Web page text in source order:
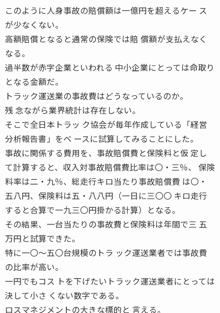
このように人身事故の賠償額は一億円を超えるケー ス
が少なくない。
高額賠償となると通常の保険では賠 償額が支払えなく
なる。
過半数が赤字企業といわれる 中小企業にとっては命取り
となる金額だ。
トラック運送業の事故費はどうなっているのか。
残 念ながら業界統計は存在しない。
そこで全日本トラッ ク協会が毎年作成している「経営
分析報告書」をベ ースに試算してみることにした。
事故に関係する費用を、事故賠償費と保険料と仮 定し
て計算すると、収入対事故賠償費比率は〇・三％、 保険
料率は二・九％、総走行キロ当たり事故賠償費 は〇・
五八円、保険料は五・八八円（一日に三〇〇 キロ走行
すると合算で一九三〇円掛かる計算）となる。
その結果、一台当たりの事故費と保険料は年間で三 五
万円と試算できた。
特に一〇〜五〇台規模のトラ ック運送業者では事故費
の比率が高い。
一円でもコス トを下げたいトラック運送業者にとっては
決して小さ くない数字である。
ロスマネジメントの大きな標的と 言える。